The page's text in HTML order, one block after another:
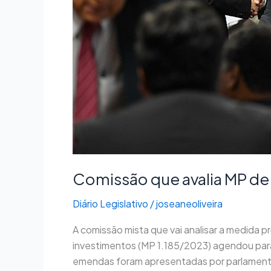
Comissão que avalia MP
Diário Legislativo /joseaneoliveira
A comissão mista que vai analisar a medida
investimentos (MP 1.185/2023) agendou
emendas foram apresentadas por
quarta